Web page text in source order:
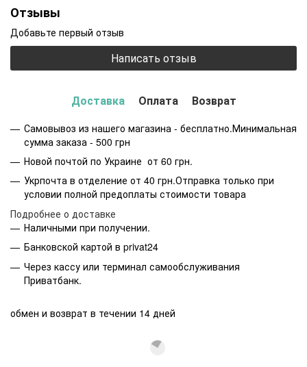
Отзывы
Добавьте первый отзыв
Написать отзыв
Доставка Оплата Возврат
Самовывоз из нашего магазина - бесплатно.Минимальная
сумма заказа - 500 грн
Новой почтой по Украине от 60 грн.
Укрпочта в отделение от 40 грн.Отправка только при
условии полной предоплаты стоимости товара
Подробнее о доставке
Наличными при получении.
Банковской картой в privat24
Через кассу или терминал самообслуживания
Приватбанк.
обмен и возврат в течении 14 дней